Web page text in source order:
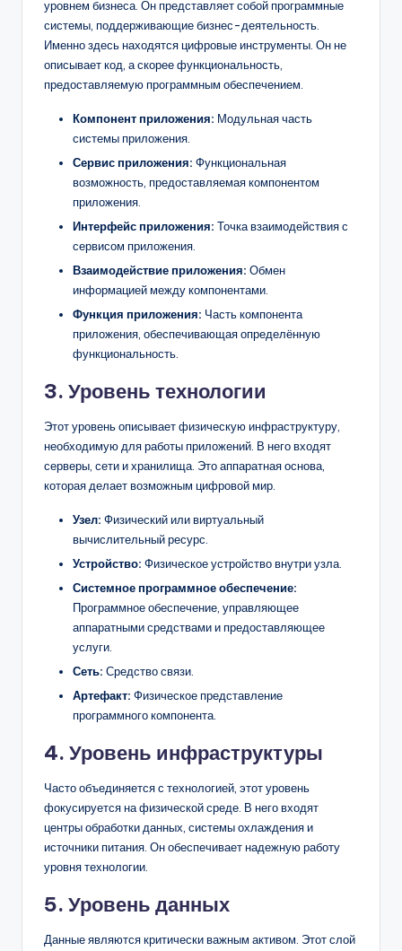
уровнем бизнеса. Он представляет собой программные
системы, поддерживающие бизнес-деятельность.
Именно здесь находятся цифровые инструменты. Он не
описывает код, а скорее функциональность,
предоставляемую программным обеспечением.
Компонент приложения: Модульная часть
системы приложения.
Сервис приложения: Функциональная
возможность, предоставляемая компонентом
приложения.
Интерфейс приложения: Точка взаимодействия с
сервисом приложения.
Взаимодействие приложения: Обмен
информацией между компонентами.
Функция приложения: Часть компонента
приложения, обеспечивающая определённую
функциональность.
3. Уровень технологии
Этот уровень описывает физическую инфраструктуру,
необходимую для работы приложений. В него входят
серверы, сети и хранилища. Это аппаратная основа,
которая делает возможным цифровой мир.
Узел: Физический или виртуальный
вычислительный ресурс.
Устройство: Физическое устройство внутри узла.
Системное программное обеспечение:
Программное обеспечение, управляющее
аппаратными средствами и предоставляющее
услуги.
Сеть: Средство связи.
Артефакт: Физическое представление
программного компонента.
4. Уровень инфраструктуры
Часто объединяется с технологией, этот уровень
фокусируется на физической среде. В него входят
центры обработки данных, системы охлаждения и
источники питания. Он обеспечивает надежную работу
уровня технологии.
5. Уровень данных
Данные являются критически важным активом. Этот слой